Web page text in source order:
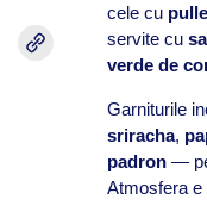
cele cu
servite cu
verde de
Garniturile
sriracha,
padron—
Atmosfera e